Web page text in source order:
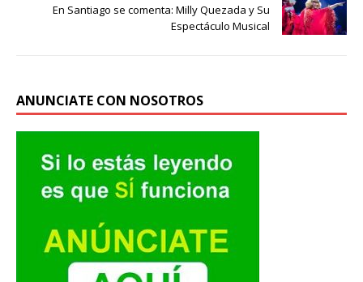
En Santiago se comenta: Milly Quezada y Su
Espectáculo Musical
ANUNCIATE CON NOSOTROS